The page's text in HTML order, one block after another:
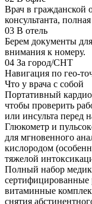
Врач в гражданской
консультанта,
03 В отель
Берем документы
внимания к номеру.
04 За город/СНТ
Навигация по гео-
Что у врача с собой
Портативный
чтобы проверить
или инсульта перед
Глюкометр и
для мгновенного
кислородом
тяжелой
Полный набор
сертифицированные
витаминные
снятия